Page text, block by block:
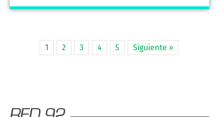
1 2 3 4 5 Siguiente »